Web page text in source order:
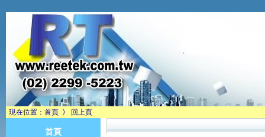
現在位置： 首頁 》 回上頁
首頁